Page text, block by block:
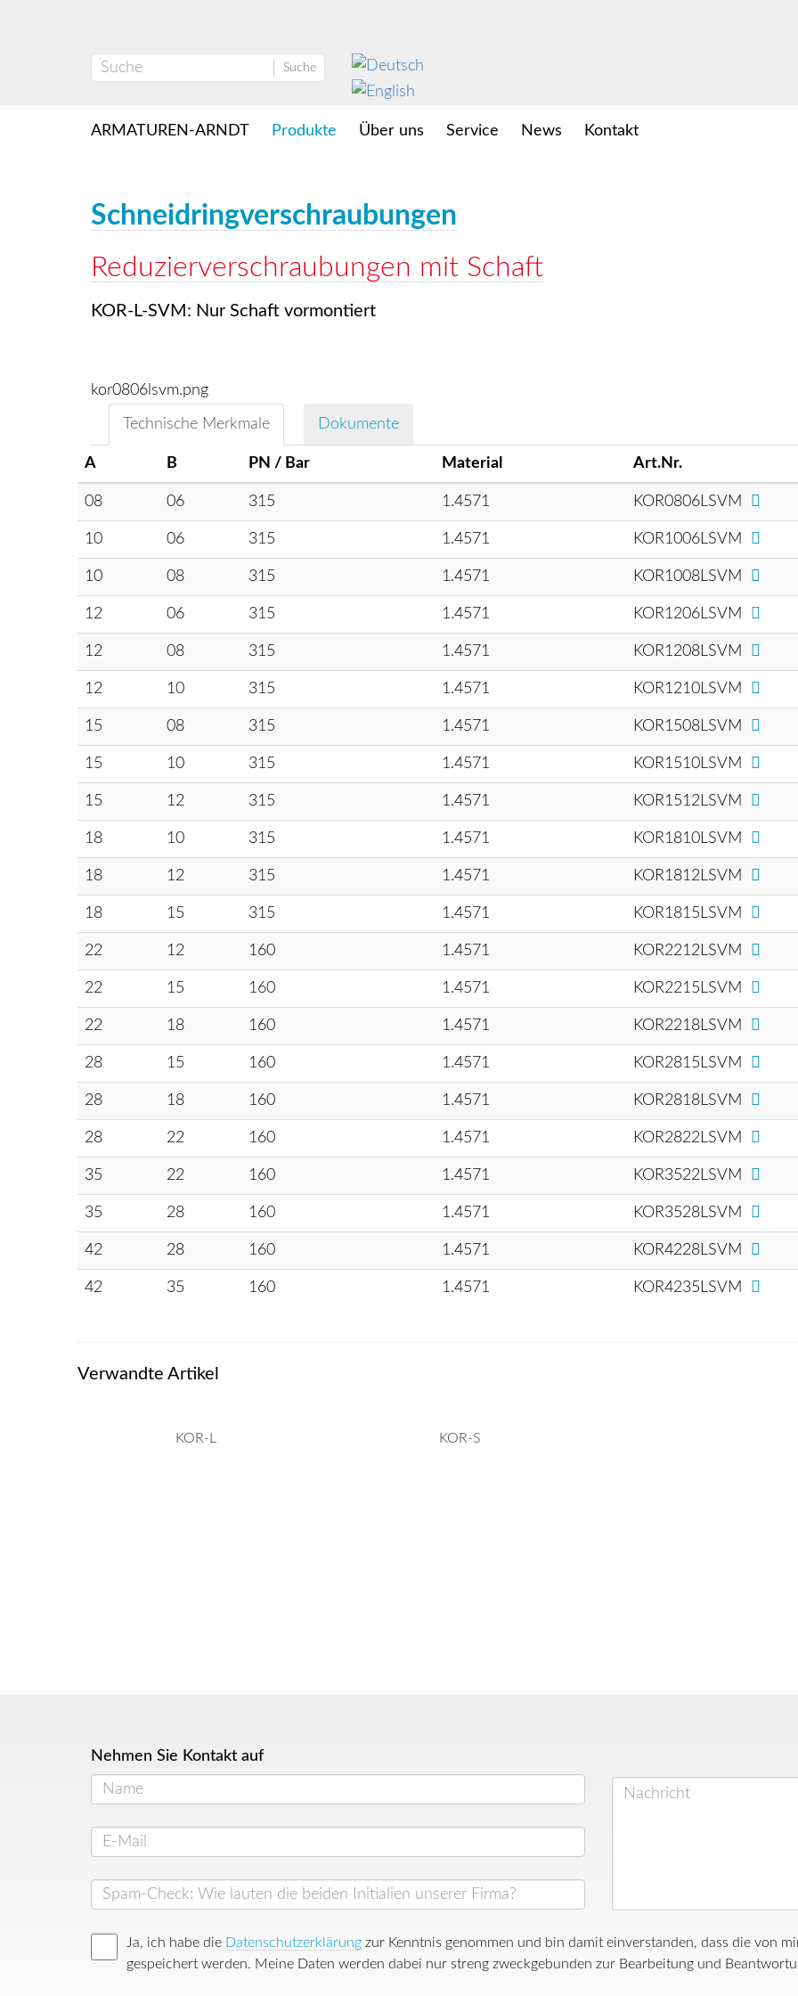
Suche
ARMATUREN-ARNDT Produkte Über uns Service News Kontakt
Schneidringverschraubungen
Reduzierverschraubungen mit Schaft
KOR-L-SVM: Nur Schaft vormontiert
kor0806lsvm.png
Technische Merkmale Dokumente
A B PN / Bar Material Art.Nr.
08 06 315 1.4571 KOR0806LSVM
10 06 315 1.4571 KOR1006LSVM
10 08 315 1.4571 KOR1008LSVM
12 06 315 1.4571 KOR1206LSVM
12 08 315 1.4571 KOR1208LSVM
12 10 315 1.4571 KOR1210LSVM
15 08 315 1.4571 KOR1508LSVM
15 10 315 1.4571 KOR1510LSVM
15 12 315 1.4571 KOR1512LSVM
18 10 315 1.4571 KOR1810LSVM
18 12 315 1.4571 KOR1812LSVM
18 15 315 1.4571 KOR1815LSVM
22 12 160 1.4571 KOR2212LSVM
22 15 160 1.4571 KOR2215LSVM
22 18 160 1.4571 KOR2218LSVM
28 15 160 1.4571 KOR2815LSVM
28 18 160 1.4571 KOR2818LSVM
28 22 160 1.4571 KOR2822LSVM
35 22 160 1.4571 KOR3522LSVM
35 28 160 1.4571 KOR3528LSVM
42 28 160 1.4571 KOR4228LSVM
42 35 160 1.4571 KOR4235LSVM
Verwandte Artikel
KOR-L KOR-S
Nehmen Sie Kontakt auf
Ja, ich habe die Datenschutzerklärung zur Kenntnis genommen und bin damit einverstanden, dass die von
gespeichert werden. Meine Daten werden dabei nur streng zweckgebunden zur Bearbeitung und